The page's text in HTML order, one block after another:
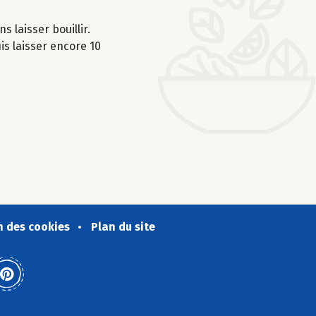
laisser bouillir.
laisser encore 10
des cookies Plan du site